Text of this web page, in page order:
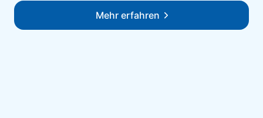
Mehr erfahren